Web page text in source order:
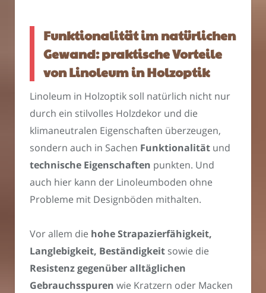
Funktionalität im natürlichen
Gewand: praktische Vorteile
von Linoleum in Holzoptik
Linoleum in Holzoptik soll natürlich nicht nur
durch ein stilvolles Holzdekor und die
klimaneutralen Eigenschaften überzeugen,
sondern auch in Sachen Funktionalität und
technische Eigenschaften punkten. Und
auch hier kann der Linoleumboden ohne
Probleme mit Designböden mithalten.
Vor allem die hohe Strapazierfähigkeit,
Langlebigkeit, Beständigkeit sowie die
Resistenz gegenüber alltäglichen
Gebrauchsspuren wie Kratzern oder Macken